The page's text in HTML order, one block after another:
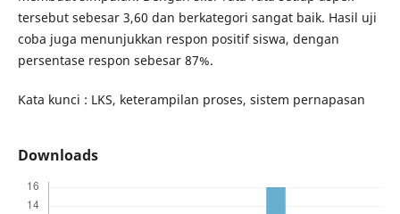
tersebut sebesar 3,60 dan berkategori sangat baik. Hasil uji
coba juga menunjukkan respon positif siswa, dengan
persentase respon sebesar 87%.
Kata kunci : LKS, keterampilan proses, sistem pernapasan
Downloads